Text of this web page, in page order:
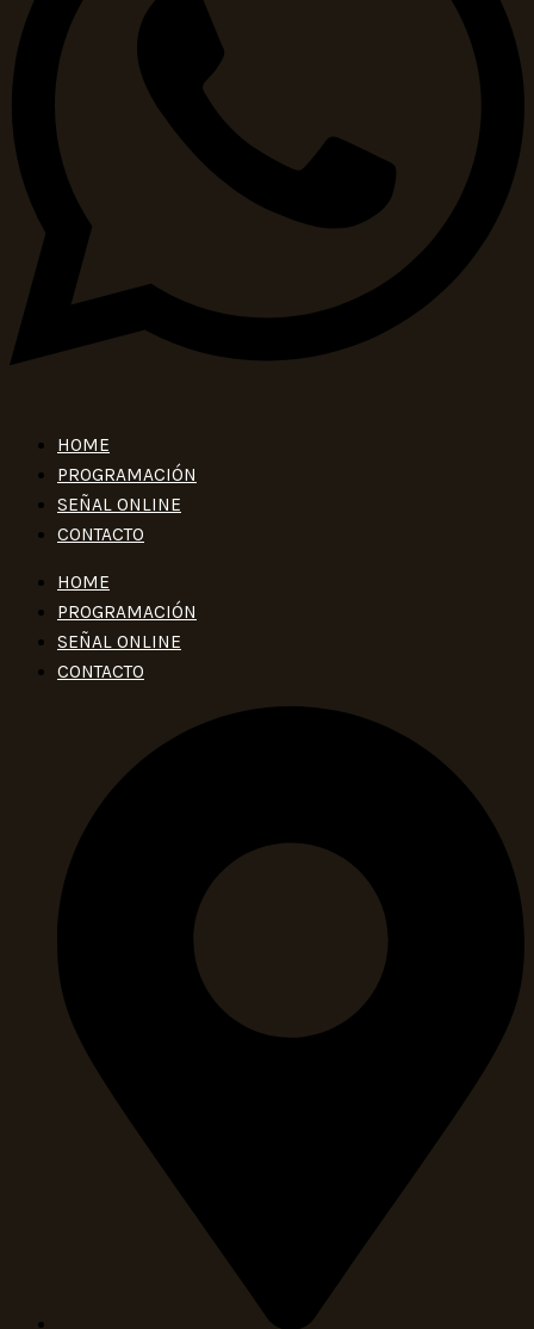
HOME
PROGRAMACIÓN
SEÑAL ONLINE
CONTACTO
HOME
PROGRAMACIÓN
SEÑAL ONLINE
CONTACTO